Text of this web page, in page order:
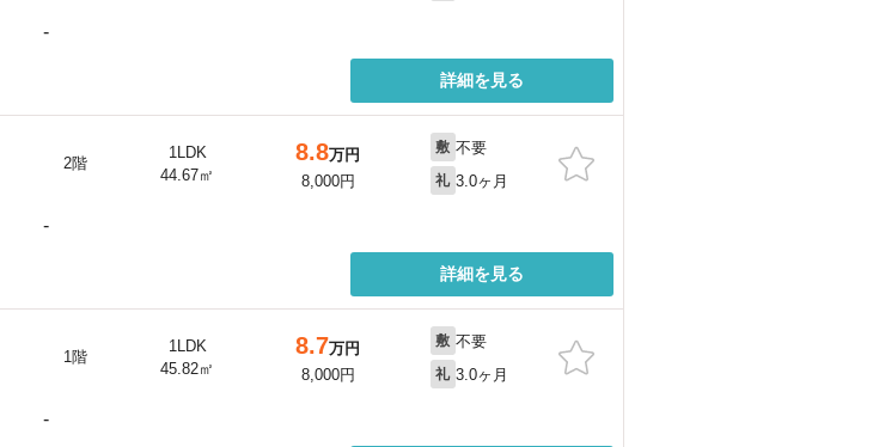
-
詳細を見る
2階
1LDK
44.67㎡
8.8万円
8,000円
敷 不要
礼 3.0ヶ月
-
詳細を見る
1階
1LDK
45.82㎡
8.7万円
8,000円
敷 不要
礼 3.0ヶ月
-